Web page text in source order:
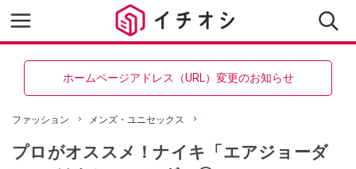
ホームページアドレス（URL）変更のお知らせ
ファッション メンズ・ユニセックス
プロがオススメ！ナイキ「エアジョーダ